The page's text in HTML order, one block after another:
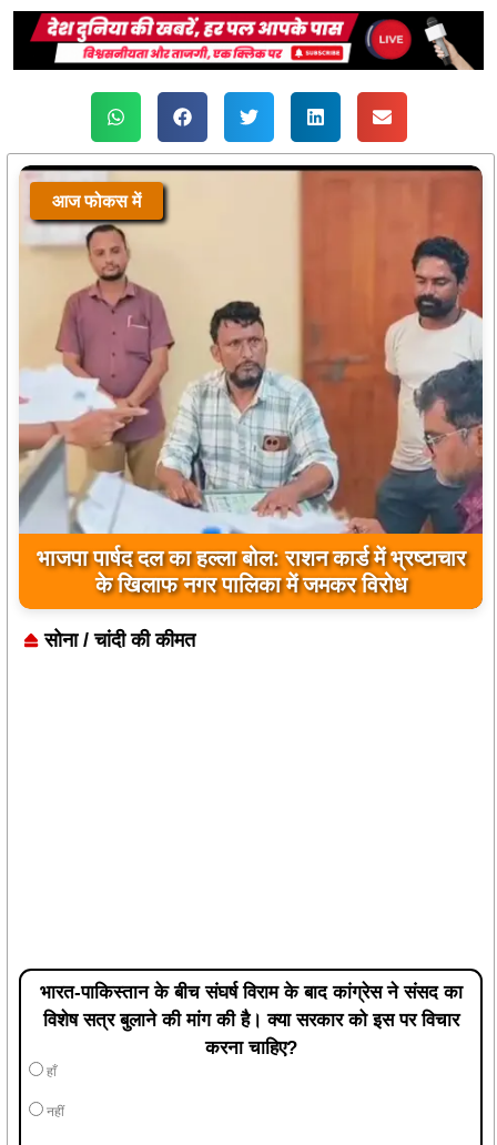
आज फोकस में
भाजपा पार्षद दल का हल्ला बोल: राशन कार्ड में भ्रष्टाचार
के खिलाफ नगर पालिका में जमकर विरोध
सोना / चांदी की कीमत
भारत-पाकिस्तान के बीच संघर्ष विराम के बाद कांग्रेस ने संसद का
विशेष सत्र बुलाने की मांग की है। क्या सरकार को इस पर विचार
करना चाहिए?
हाँ
नहीं